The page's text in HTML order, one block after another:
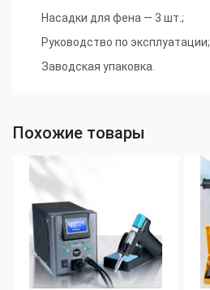
Насадки для фена — 3 шт. ;
Руководство по эксплуатации;
Заводская упаковка.
Похожие товары